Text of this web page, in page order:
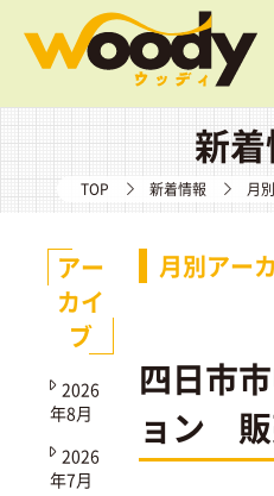
新
TOP 新着情報 月
月別アー
四日市
ョン
アー
カイ
ブ
2026
年8月
2026
年7月